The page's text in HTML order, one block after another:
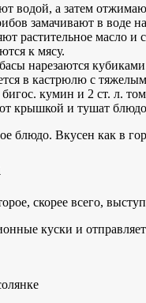
водой, а затем
замачивают в воде
растительное масло и
к мясу.
нарезаются
в кастрюлю с
кумин и 2 ст. л.
крышкой и тушат блюдо
блюдо. Вкусен как в
скорее всего,
куски и